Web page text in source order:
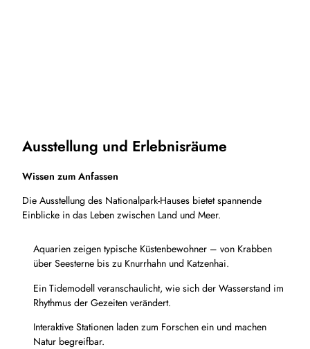
Ausstellung und Erlebnisräume
Wissen zum Anfassen
Die Ausstellung des Nationalpark-Hauses bietet spannende
Einblicke in das Leben zwischen Land und Meer.
Aquarien zeigen typische Küstenbewohner – von Krabben
über Seesterne bis zu Knurrhahn und Katzenhai.
Ein Tidemodell veranschaulicht, wie sich der Wasserstand im
Rhythmus der Gezeiten verändert.
Interaktive Stationen laden zum Forschen ein und machen
Natur begreifbar.